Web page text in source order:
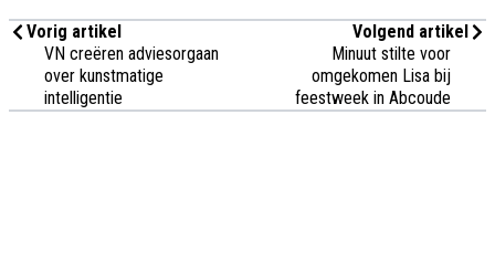
Vorig artikel
VN creëren adviesorgaan
over kunstmatige
intelligentie
Volgend artikel
Minuut stilte voor
omgekomen Lisa bij
feestweek in Abcoude